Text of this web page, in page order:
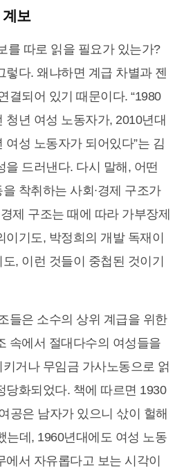
계보
를 따로 읽을 필요가 있는가?
렇다. 왜냐하면 계급 차별과 젠
결되어 있기 때문이다. “1980
청년 여성 노동자가, 2010년대
성 노동자가 되어있다”는 김
을 드러낸다. 다시 말해, 어떤
착취하는 사회∙경제 구조가
제 구조는 때에 따라 가부장제
기도, 박정희의 개발 독재이
, 이런 것들이 중첩된 것이기
들은 소수의 상위 계급을 위한
속에서 절대다수의 여성들을
거나 무임금 가사노동으로 얽
당화되었다. 책에 따르면 1930
공은 남자가 있으니 삯이 헐해
는데, 1960년대에도 여성 노동
서 자유롭다고 보는 시각이